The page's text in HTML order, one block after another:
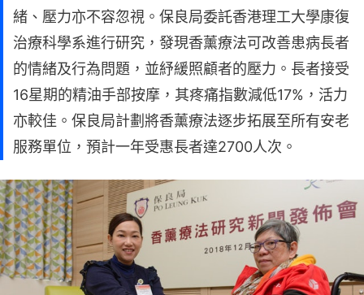
緒、壓力亦不容忽視。保良局委託香港理工大學康復
治療科學系進行研究，發現香薰療法可改善患病長者
的情緒及行為問題，並紓緩照顧者的壓力。長者接受
16星期的精油手部按摩，其疼痛指數減低17%，活力
亦較佳。保良局計劃將香薰療法逐步拓展至所有安老
服務單位，預計一年受惠長者達2700人次。